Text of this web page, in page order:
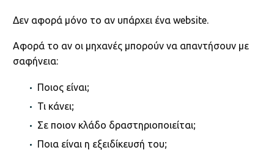
Δεν αφορά μόνο το αν υπάρχει ένα website.
Αφορά το αν οι μηχανές μπορούν να απαντήσουν με
σαφήνεια:
Ποιος είναι;
Τι κάνει;
Σε ποιον κλάδο δραστηριοποιείται;
Ποια είναι η εξειδίκευσή του;